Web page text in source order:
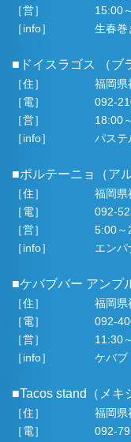
［営］
15:00
［info］
生春
■ドイスラゴス （ブ
［住］
福岡県
［電］
092-
［営］
18:00～
［info］
パス
■ポルテーニョ（ア
［住］
福岡県
［電］
092-
［営］
5:00～
［info］
エン
■ケバブバー アンプ
［住］
福岡県
［電］
092-
［営］
11:30
［info］
ケバ
■Tacos stand（メキ
［住］
福岡県
［電］
092-